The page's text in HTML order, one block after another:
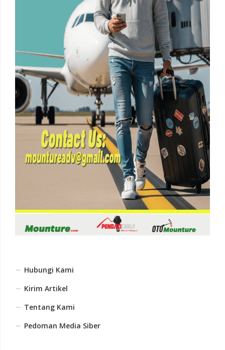
Hubungi Kami
Kirim Artikel
Tentang Kami
Pedoman Media Siber